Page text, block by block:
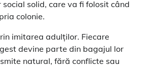
solid, care va fi folosit când
colonie.
imitarea adulților. Fiecare
devine parte din bagajul lor
natural, fără conflicte sau